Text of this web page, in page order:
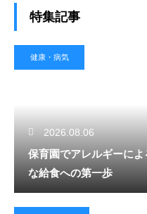
特集記事
健康・病気
2026.08.06
保育園でアレルギーに
な給食への第一歩